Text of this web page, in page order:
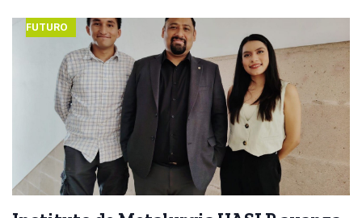
FUTURO